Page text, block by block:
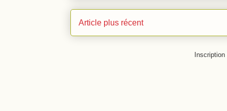
Article plus récent
Inscription